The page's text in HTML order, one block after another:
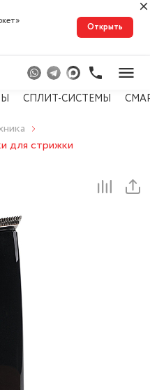
Открыть
СПЛИТ-СИСТЕМЫ
для стрижки